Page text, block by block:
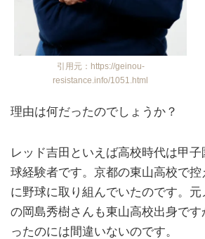
引用元：https://geinou-
resistance.info/1051.html
理由は何だったのでしょうか？
レッド吉田といえば高校時代は甲
球経験者です。京都の東山高校で控
に野球に取り組んでいたのです。
の岡島秀樹さんも東山高校出身で
ったのには間違いないのです。